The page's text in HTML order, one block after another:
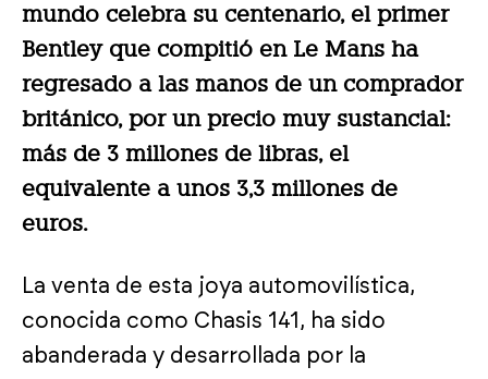
mundo celebra su centenario, el primer
Bentley que compitió en Le Mans ha
regresado a las manos de un comprador
británico, por un precio muy sustancial:
más de 3 millones de libras, el
equivalente a unos 3,3 millones de
euros.
La venta de esta joya automovilística,
conocida como Chasis 141, ha sido
abanderada y desarrollada por la